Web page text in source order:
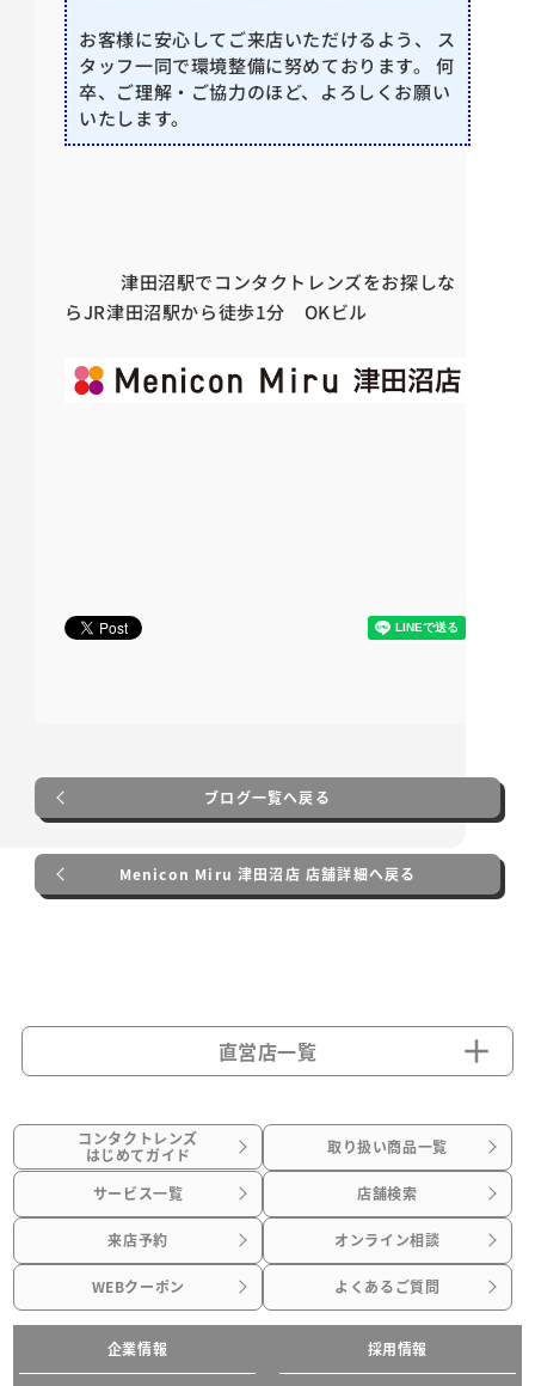
お客様に安心してご来店いただけるよう、 ス
タッフ一同で環境整備に努めております。 何
卒、ご理解・ご協力のほど、よろしくお願い
いたします。
津田沼駅でコンタクトレンズをお探しな
らJR津田沼駅から徒歩1分 OKビル
ブログ一覧へ戻る
Menicon Miru 津田沼店 店舗詳細へ戻る
直営店一覧
コンタクトレンズ
はじめてガイド 取り扱い商品一覧
サービス一覧 店舗検索
来店予約 オンライン相談
WEBクーポン よくあるご質問
企業情報 採用情報